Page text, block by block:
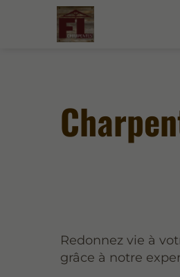
Redonnez vie à
grâce à notre